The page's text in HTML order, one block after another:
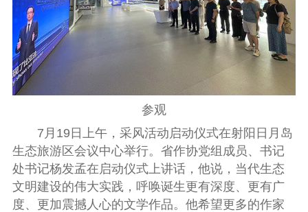
参观
7 月 19 日上午， 采风活动启动仪式在射阳日月岛
生态旅游区会议中心举行。 省作协党组成员 、 书记
处书记杨发孟在 启动仪式上讲话， 他说， 当代生态
文明建设的伟大实践 ， 呼唤诞生更有深度、 更有广
度、 更加震撼人心的文学作品。 他希望更多的作家